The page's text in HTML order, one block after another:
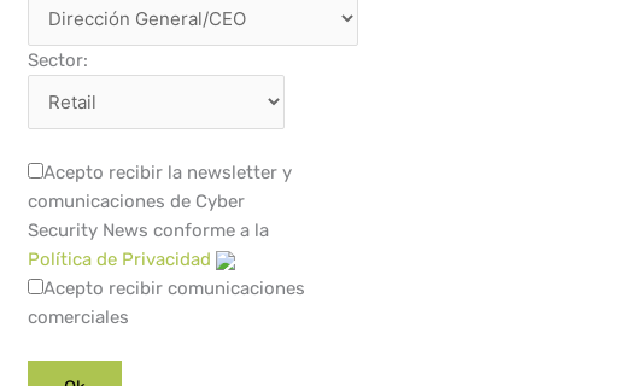
Sector:
Acepto recibir la newsletter y
comunicaciones de Cyber
Security News conforme a la
Política de Privacidad
Acepto recibir comunicaciones
comerciales